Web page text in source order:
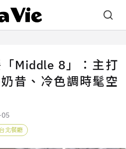
Middle 8」：主打
昔、冷色調時髦空
台北餐廳